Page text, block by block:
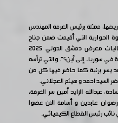
ممثلة برئيس الغرفة المهندس
الحوارية التي أقيمت ضمن جناح
وزارة المالية على هامش فعاليات معرض دمشق الدولي 2025
في سوريا.. إلى أين؟"، والتي ترأسه
يسر برنية كما حاضر فيها كل من
السيد احمد و هيثم العجلاني.
عبدالله الزايد أمين سر الغرفة،
عابدين و أسامة النن عضوا
رئيس القطاع الكيميائي.